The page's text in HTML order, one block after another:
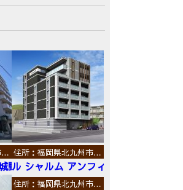
…
野
住所：福岡県北九州市…
ル シャルム アンフィニ
住所：福岡県北九州市…